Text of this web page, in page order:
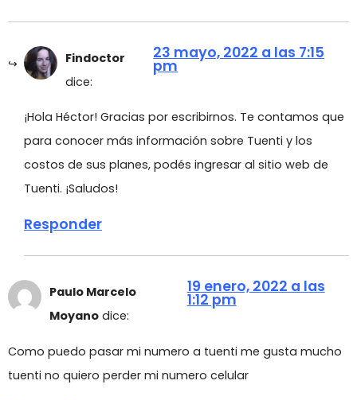
Findoctor
dice:
23 mayo, 2022 a las 7:15
pm
¡Hola Héctor! Gracias por escribirnos. Te contamos que
para conocer más información sobre Tuenti y los
costos de sus planes, podés ingresar al sitio web de
Tuenti. ¡Saludos!
Responder
Paulo Marcelo
Moyano dice:
19 enero, 2022 a las
1:12 pm
Como puedo pasar mi numero a tuenti me gusta mucho
tuenti no quiero perder mi numero celular